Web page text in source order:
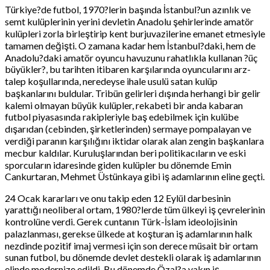
Türkiye?de futbol, 1970?lerin başında İstanbul?un azınlık ve
semt kulüplerinin yerini devletin Anadolu şehirlerinde amatör
kulüpleri zorla birleştirip kent burjuvazilerine emanet etmesiyle
tamamen değişti. O zamana kadar hem İstanbul?daki, hem de
Anadolu?daki amatör oyuncu havuzunu rahatlıkla kullanan ?üç
büyükler?, bu tarihten itibaren karşılarında oyuncularını arz-
talep koşullarında, neredeyse ihale usulü satan kulüp
başkanlarını buldular. Tribün gelirleri dışında herhangi bir gelir
kalemi olmayan büyük kulüpler, rekabeti bir anda kabaran
futbol piyasasında rakipleriyle baş edebilmek için kulübe
dışarıdan (cebinden, şirketlerinden) sermaye pompalayan ve
verdiği paranın karşılığını iktidar olarak alan zengin başkanlara
mecbur kaldılar. Kuruluşlarından beri politikacıların ve eski
sporcuların idaresinde giden kulüpler bu dönemde Emin
Cankurtaran, Mehmet Üstünkaya gibi iş adamlarının eline geçti.
24 Ocak kararları ve onu takip eden 12 Eylül darbesinin
yarattığı neoliberal ortam, 1980?lerde tüm ülkeyi iş çevrelerinin
kontrolüne verdi. Gerek cuntanın Türk-İslam ideolojisinin
palazlanması, gerekse ülkede at koşturan iş adamlarının halk
nezdinde pozitif imaj vermesi için son derece müsait bir ortam
sunan futbol, bu dönemde devlet destekli olarak iş adamlarının